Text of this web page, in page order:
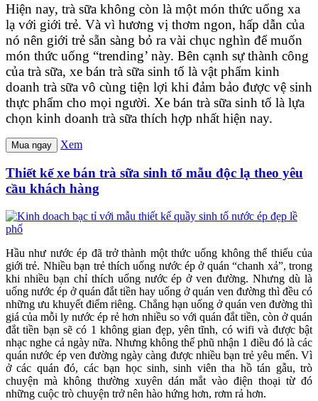
Hiện nay, trà sữa không còn là một món thức uống xa
lạ với giới trẻ. Và vì hương vị thơm ngon, hấp dẫn của
nó nên giới trẻ sẵn sàng bỏ ra vài chục nghìn để muốn
món thức uống “trending’ này. Bên cạnh sự thành công
của trà sữa, xe bán trà sữa sinh tố là vật phẩm kinh
doanh trà sữa vô cùng tiện lợi khi đảm bảo được vệ sinh
thực phẩm cho mọi người. Xe bán trà sữa sinh tố là lựa
chọn kinh doanh trà sữa thích hợp nhất hiện nay.
Mua ngay Xem
Thiết kế xe bán trà sữa sinh tố mẫu độc lạ theo yêu
cầu khách hàng
Hầu như nước ép đã trở thành một thức uống không thể thiếu của
giới trẻ. Nhiều bạn trẻ thích uống nước ép ở quán “chanh xả”, trong
khi nhiều bạn chỉ thích uống nước ép ở ven đường. Nhưng dù là
uống nước ép ở quán đắt tiền hay uống ở quán ven đường thì đều có
những ưu khuyết điểm riêng. Chẳng hạn uống ở quán ven đường thì
giá của mỗi ly nước ép rẻ hơn nhiều so với quán đắt tiền, còn ở quán
đắt tiền bạn sẽ có 1 không gian đẹp, yên tĩnh, có wifi và được bật
nhạc nghe cả ngày nữa. Nhưng không thể phũ nhận 1 điều đó là các
quán nước ép ven đường ngày càng được nhiều bạn trẻ yêu mến. Vì
ở các quán đó, các bạn học sinh, sinh viên tha hồ tán gẫu, trò
chuyện mà không thường xuyên dán mắt vào điện thoại từ đó
những cuộc trò chuyện trở nên hào hứng hơn, rơm rả hơn.